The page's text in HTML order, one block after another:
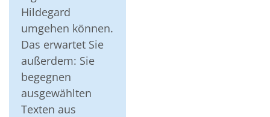
Hildegard
umgehen können.
Das erwartet Sie
außerdem: Sie
begegnen
ausgewählten
Texten aus